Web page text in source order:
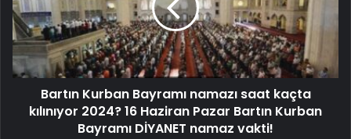
Bartın Kurban Bayramı namazı saat kaçta
kılınıyor 2024? 16 Haziran Pazar Bartın Kurban
Bayramı DİYANET namaz vakti!